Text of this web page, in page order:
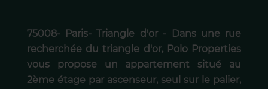
75008- Paris- Triangle d'or - Dans une rue
recherchée du triangle d'or, Polo Properties
vous propose un appartement situé au
2ème étage par ascenseur, seul sur le palier,